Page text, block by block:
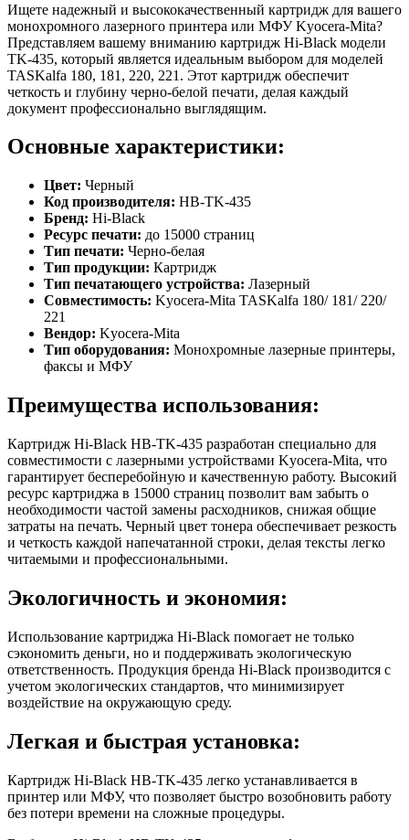
Ищете надежный и высококачественный картридж для вашего
монохромного лазерного принтера или МФУ Kyocera-Mita?
Представляем вашему вниманию картридж Hi-Black модели
TK-435, который является идеальным выбором для моделей
TASKalfa 180, 181, 220, 221. Этот картридж обеспечит
четкость и глубину черно-белой печати, делая каждый
документ профессионально выглядящим.
Основные характеристики:
Цвет: Черный
Код производителя: HB-TK-435
Бренд: Hi-Black
Ресурс печати: до 15000 страниц
Тип печати: Черно-белая
Тип продукции: Картридж
Тип печатающего устройства: Лазерный
Совместимость: Kyocera-Mita TASKalfa 180/ 181/ 220/
221
Вендор: Kyocera-Mita
Тип оборудования: Монохромные лазерные принтеры,
факсы и МФУ
Преимущества использования:
Картридж Hi-Black HB-TK-435 разработан специально для
совместимости с лазерными устройствами Kyocera-Mita, что
гарантирует бесперебойную и качественную работу. Высокий
ресурс картриджа в 15000 страниц позволит вам забыть о
необходимости частой замены расходников, снижая общие
затраты на печать. Черный цвет тонера обеспечивает резкость
и четкость каждой напечатанной строки, делая тексты легко
читаемыми и профессиональными.
Экологичность и экономия:
Использование картриджа Hi-Black помогает не только
сэкономить деньги, но и поддерживать экологическую
ответственность. Продукция бренда Hi-Black производится с
учетом экологических стандартов, что минимизирует
воздействие на окружающую среду.
Легкая и быстрая установка:
Картридж Hi-Black HB-TK-435 легко устанавливается в
принтер или МФУ, что позволяет быстро возобновить работу
без потери времени на сложные процедуры.